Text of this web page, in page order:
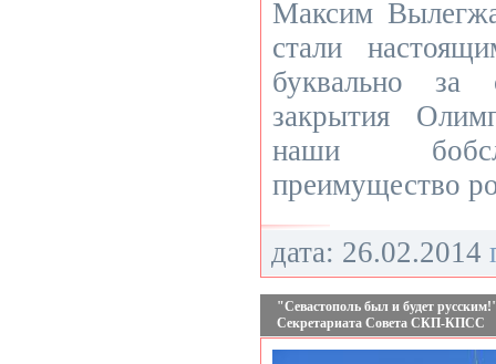
Максим
стали
буквально за
закрытия
наши
преимущество
дата: 26.02.2014
"Севастополь был и будет
Секретариата Совета СКП-КПСС